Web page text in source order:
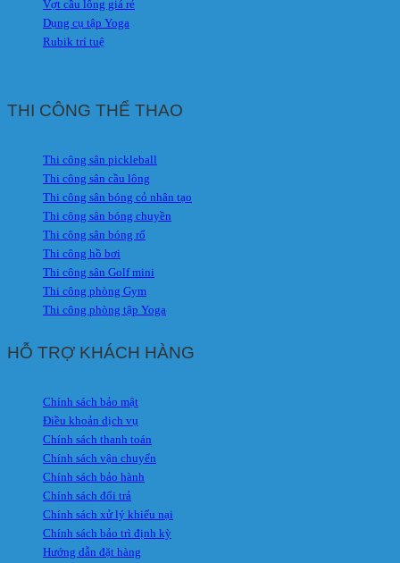
Vợt cầu lông giá rẻ
Dụng cụ tập Yoga
Rubik trí tuệ
THI CÔNG THỂ THAO
Thi công sân pickleball
Thi công sân cầu lông
Thi công sân bóng cỏ nhân tạo
Thi công sân bóng chuyền
Thi công sân bóng rổ
Thi công hồ bơi
Thi công sân Golf mini
Thi công phòng Gym
Thi công phòng tập Yoga
HỖ TRỢ KHÁCH HÀNG
Chính sách bảo mật
Điều khoản dịch vụ
Chính sách thanh toán
Chính sách vận chuyển
Chính sách bảo hành
Chính sách đổi trả
Chính sách xử lý khiếu nại
Chính sách bảo trì định kỳ
Hướng dẫn đặt hàng